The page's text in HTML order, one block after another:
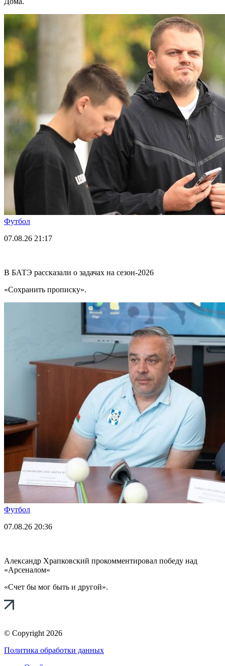
Футбол
07.08.26 21:17
В БАТЭ рассказали о задачах на сезон-2026
«Сохранить прописку».
Футбол
07.08.26 20:36
Александр Храпковский прокомментировал победу над
«Арсеналом»
«Счет бы мог быть и другой».
© Copyright 2026
Политика обработки данных